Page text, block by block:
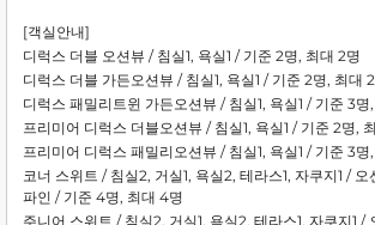
[객실안내]
디럭스 더블 오션뷰 / 침실1, 욕실1 / 기준 2명, 최대 2명
디럭스 더블 가든오션뷰 / 침실1, 욕실1 / 기준 2명, 최대
디럭스 패밀리트윈 가든오션뷰 / 침실1, 욕실1 / 기준 3명
프리미어 디럭스 더블오션뷰 / 침실1, 욕실1 / 기준 2명,
프리미어 디럭스 패밀리오션뷰 / 침실1, 욕실1 / 기준 3명
코너 스위트 / 침실2, 거실1, 욕실2, 테라스1, 자쿠지1 /
파인 / 기준 4명, 최대 4명
주니어 스위트 / 침실2, 거실1, 욕실2, 테라스1, 자쿠지1 /